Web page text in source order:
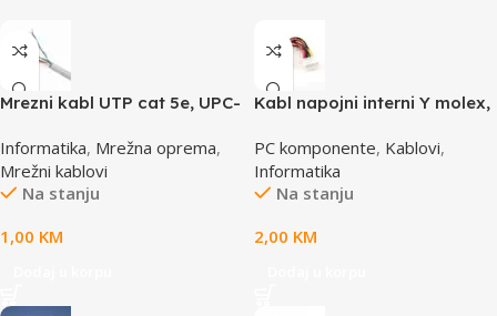
Mrezni kabl UTP cat 5e, UPC-
Informatika, Mrežna oprema,
Mrežni kablovi
Na stanju
1,00 KM
Kabl napojni interni Y molex,
4pin 1x female to 2x male
PC komponente, Kablovi,
Informatika
Na stanju
2,00 KM